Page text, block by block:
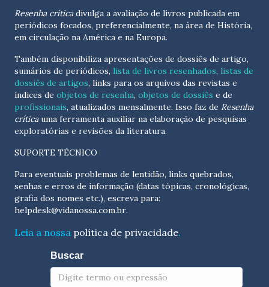
Resenha críticadivulga a avaliação de livros publicada em
periódicos focados, preferencialmente, na área de História,
em circulação na América e na Europa.
Também disponibiliza apresentações de dossiês de artigo,
sumários de periódicos, lista de livros resenhados, listas de
dossiês de artigos, links para os arquivos das revistas e
índices de objetos de resenha, objetos de dossiês e de
profissionais, atualizados mensalmente. Isso faz de Resenha
críticauma ferramenta auxiliar na elaboração de pesquisas
exploratórias e revisões da literatura.
SUPORTE TÉCNICO
Para eventuais problemas de lentidão, links quebrados,
senhas e erros de informação (datas tópicas, cronológicas,
helpdesk@vidanossa.com.br.
Leia a nossa política de privacidade.
Buscar